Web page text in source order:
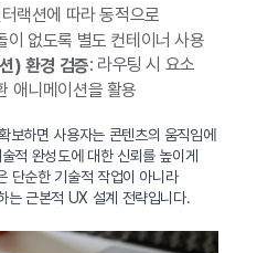
랙션에 따라 동적으로
이 없도록 별도 컨테이너 사용
) 환경 검증: 라우팅 시 요소
애니메이션을 활용
보하면 사용자는 콘텐츠의 움직임에
적 완성도에 대한 신뢰를 높이게
단순한 기술적 작업이 아니라
는 근본적 UX 설계 전략입니다.